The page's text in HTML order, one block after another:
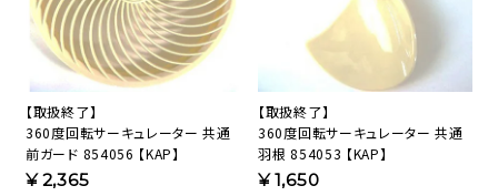
【取扱終了】
360度回転サーキュレーター 共通
前ガード 854056 【KAP】
¥2,365
【取扱終了】
360度回転サーキュレーター 共通
羽根 854053 【KAP】
¥1,650